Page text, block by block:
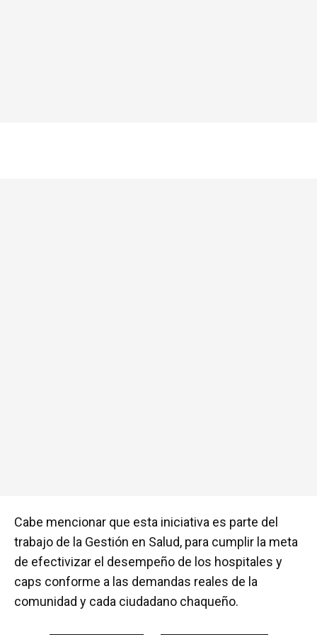
Cabe mencionar que esta iniciativa es parte del
trabajo de la Gestión en Salud, para cumplir la meta
de efectivizar el desempeño de los hospitales y
caps conforme a las demandas reales de la
comunidad y cada ciudadano chaqueño.